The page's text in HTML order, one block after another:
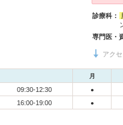
診療科：
専門医・
アク
月
09:30-12:30 ●
16:00-19:00 ●